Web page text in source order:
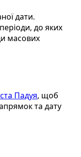
дати.
до яких
масових
Падуя, щоб
та дату